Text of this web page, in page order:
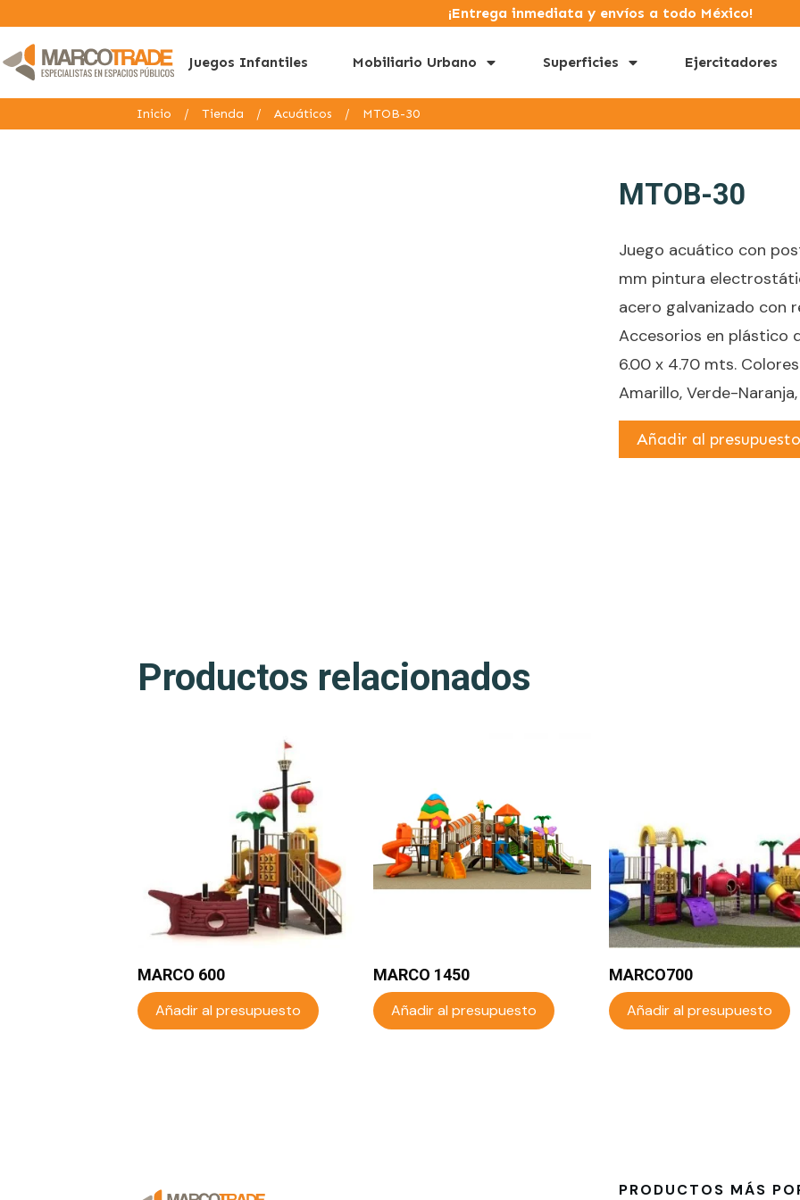
¡Entrega inmediata y envíos a todo México!
Juegos Infantiles Mobiliario Urbano Superficies Ejercitadores
Inicio / Tienda / Acuáticos / MTOB-30
MTOB-30
Juego acuático con
mm pintura
acero galvanizado con
Accesorios en plástico
6.00 x 4.70 mts.
Amarillo, Verde-
Añadir al presupuesto
Productos relacionados
MARCO 600
Añadir al presupuesto
MARCO 1450
Añadir al presupuesto
MARCO700
Añadir al presupuesto
PRODUCTOS MÁS